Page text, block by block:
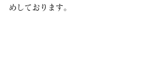
めしております。